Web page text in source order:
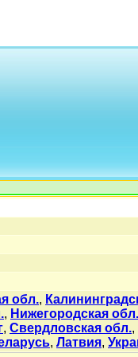
обл.,
, Нижегородская обл.
, Свердловская обл.,
, Латвия,